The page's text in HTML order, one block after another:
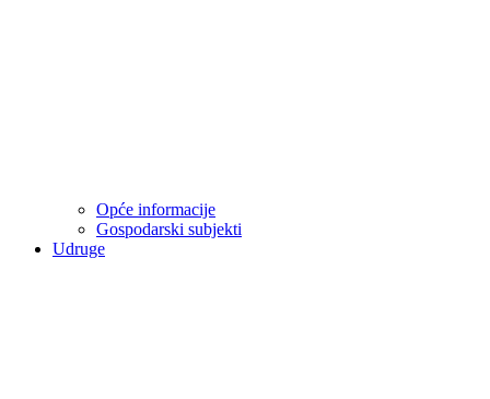
Opće informacije
Gospodarski subjekti
Udruge